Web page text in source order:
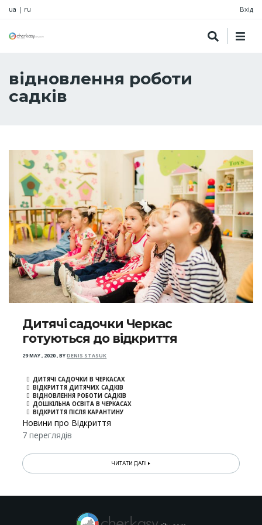
ua | ru Вхід
відновлення роботи
садків
Дитячі садочки Черкас
готуються до відкриття
29 MAY , 2020,BYDENIS STASUK
ДИТЯЧІ САДОЧКИ В ЧЕРКАСАХ
ВІДКРИТТЯ ДИТЯЧИХ САДКІВ
ВІДНОВЛЕННЯ РОБОТИ САДКІВ
ДОШКІЛЬНА ОСВІТА В ЧЕРКАСАХ
ВІДКРИТТЯ ПІСЛЯ КАРАНТИНУ
Новини про Відкриття
7 переглядів
ЧИТАТИ ДАЛІ